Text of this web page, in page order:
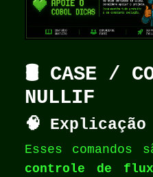
🛢️ CASE /
NULLIF
🧠 Explicação
Esses comandos
controle de